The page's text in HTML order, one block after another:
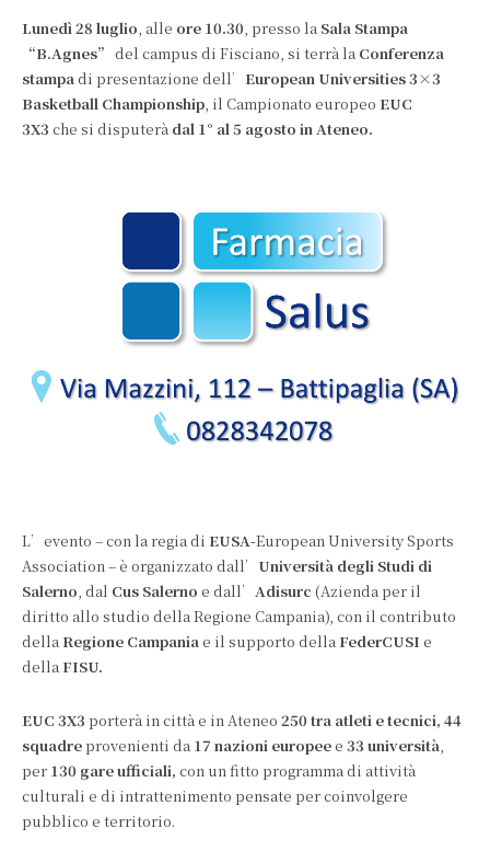
Lunedì 28 luglio, alle ore 10.30, presso la Sala Stampa
“B.Agnes” del campus di Fisciano, si terrà la Conferenza
stampadi presentazione dell’ European Universities 3×3
Basketball Championship, il Campionato europeo EUC
3X3 che si disputerà dal 1° al 5 agosto in Ateneo.
L’evento – con la regia di EUSA-European University Sports
Association – è organizzato dall’ Università degli Studi di
Salerno, dal Cus Salerno e dall’ Adisurc (Azienda per il
diritto allo studio della Regione Campania), con il contributo
dellaRegione Campaniae il supporto della FederCUSI e
della FISU.
EUC 3X3 porterà in città e in Ateneo 250 tra atleti e tecnici, 44
squadreprovenienti da 17 nazioni europeee 33 università,
per 130 gare ufficiali, con un fitto programma di attività
culturali e di intrattenimento pensate per coinvolgere
pubblico e territorio.